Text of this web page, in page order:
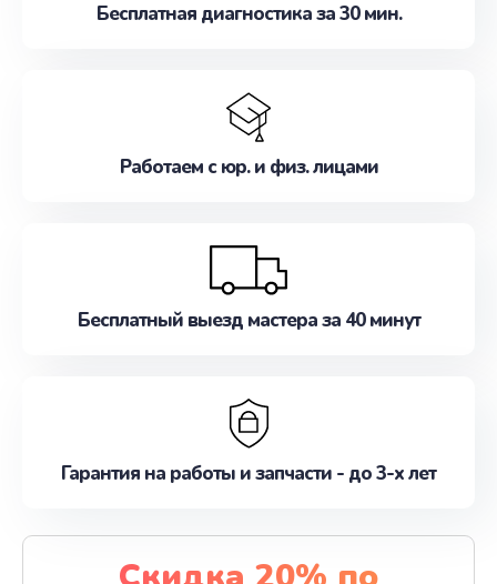
Бесплатная диагностика за 30 мин.
Работаем с юр. и физ. лицами
Бесплатный выезд мастера за 40 минут
Гарантия на работы и запчасти - до 3-х лет